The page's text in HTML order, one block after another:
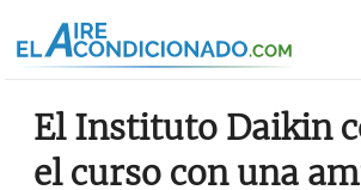
El Instituto Daikin
el curso con una